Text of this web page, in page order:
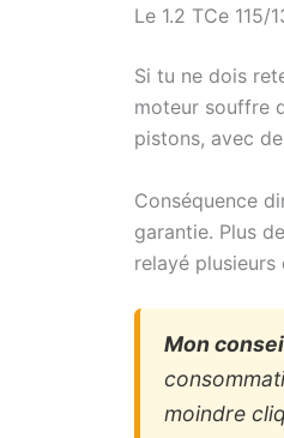
Le 1.2 TCe 115/
Si tu ne dois
moteur souffre
pistons, avec
Conséquence
garantie. Plus
relayé
Mon
moindre